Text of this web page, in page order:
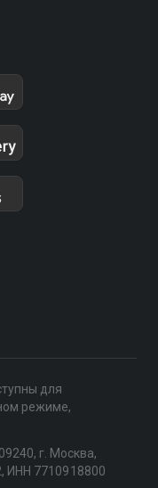
для
режиме,
г. Москва,
ИНН 7710918800